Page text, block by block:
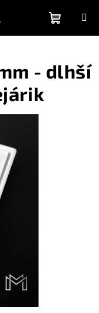
Prihlásenie
košík
- dlhší